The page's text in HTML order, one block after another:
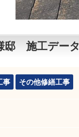
邸 施工データ
事 その他修繕工事